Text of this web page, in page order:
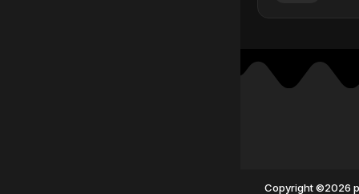
Copyright ©2026